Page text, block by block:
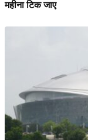
महीना टिक जाए